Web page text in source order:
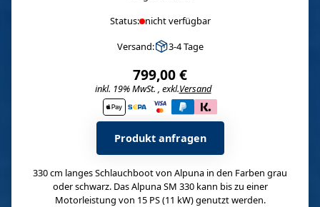
Status: nicht verfügbar
Versand:
3-4 Tage
799,00 €
inkl. 19% MwSt. , exkl.Versand
Produkt anfragen
330 cm langes Schlauchboot von Alpuna in den Farben grau
oder schwarz. Das Alpuna SM 330 kann bis zu einer
Motorleistung von 15 PS (11 kW) genutzt werden.